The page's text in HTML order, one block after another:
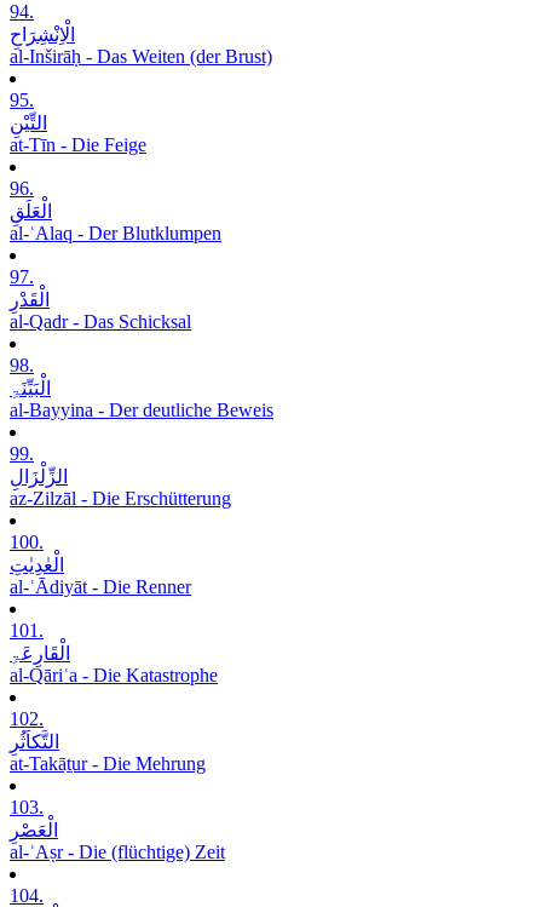
94.
الْاِنْشِرَاحِ
al-Inširāḥ - Das Weiten (der Brust)
95.
التِّیْنِ
at-Tīn - Die Feige
96.
الْعَلَقِ
al-ʿAlaq - Der Blutklumpen
97.
الْقَدْرِ
al-Qadr - Das Schicksal
98.
الْبَیِّنَۃِ
al-Bayyina - Der deutliche Beweis
99.
الزِّلْزَالِ
az-Zilzāl - Die Erschütterung
100.
الْعٰدِیٰتِ
al-ʿĀdiyāt - Die Renner
101.
الْقَارِعَۃِ
al-Qāriʿa - Die Katastrophe
102.
التَّکاَثُرِ
at-Takāṯur - Die Mehrung
103.
الْعَصْرِ
al-ʿAṣr - Die (flüchtige) Zeit
104.